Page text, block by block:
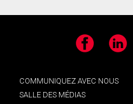
Facebook LinkedIn
COMMUNIQUEZ AVEC NOUS
SALLE DES MÉDIAS